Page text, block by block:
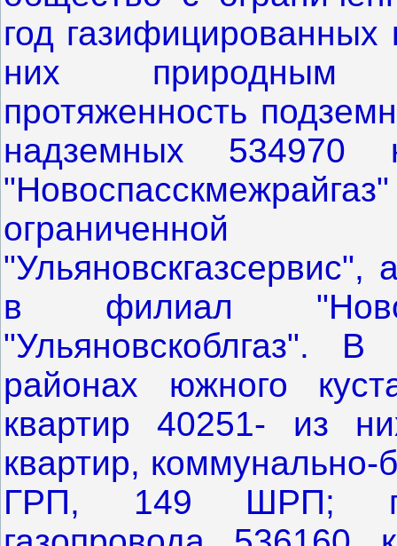
год
них природным
протяженность
надземных
ограниченной
в филиал
"Ульяновскоблгаз".
районах южного
квартир 40251- из
квартир,
ГРП, 149 ШРП;